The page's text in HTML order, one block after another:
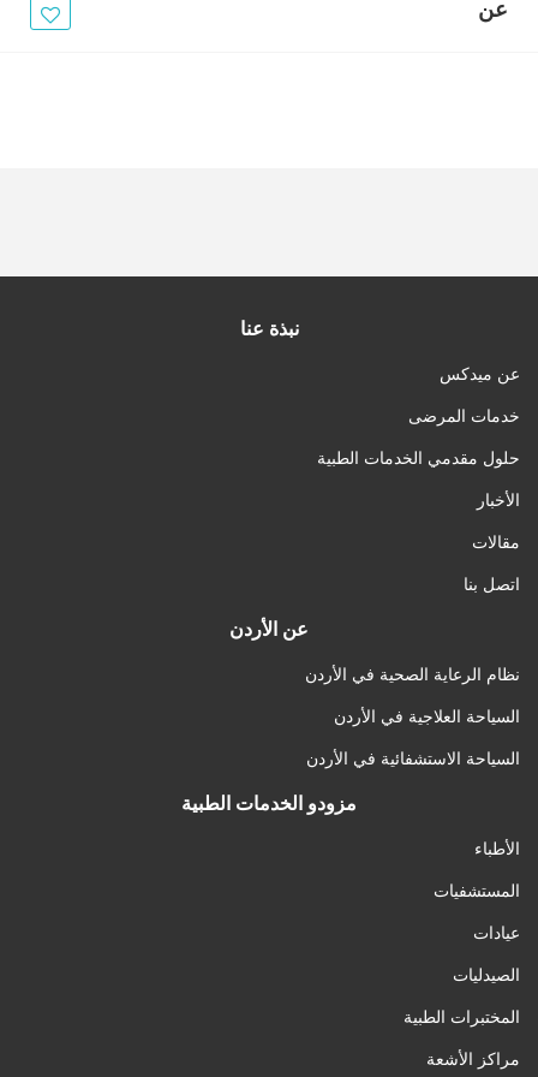
عن
نبذة عنا
عن ميدكس
خدمات المرضى
حلول مقدمي الخدمات الطبية
الأخبار
مقالات
اتصل بنا
عن الأردن
نظام الرعاية الصحية في الأردن
السياحة العلاجية في الأردن
السياحة الاستشفائية في الأردن
مزودو الخدمات الطبية
الأطباء
المستشفيات
عيادات
الصيدليات
المختبرات الطبية
مراكز الأشعة